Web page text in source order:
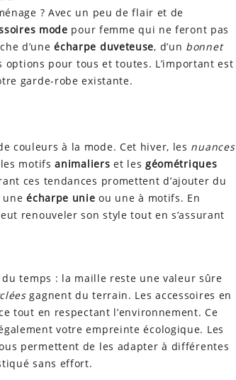
? Avec un peu de flair et de
mode pour femme qui ne feront pas
d’uneécharpe duveteuse, d’un bonnet
options pour tous et toutes. L’important est
garde-robe existante.
couleurs à la mode. Cet hiver, les nuances
les motifsanimaliers et les géométriques
ces tendances promettent d’ajouter du
uneécharpe unie ou une à motifs. En
renouveler son style tout en s’assurant
du temps : la maille reste une valeur sûre
gagnent du terrain. Les accessoires en
tout en respectant l’environnement. Ce
votre empreinte écologique. Les
permettent de les adapter à différentes
sans effort.